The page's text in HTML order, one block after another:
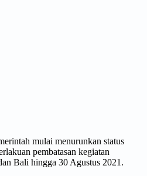
mulai menurunkan status
pembatasan kegiatan
Bali hingga 30 Agustus 2021.